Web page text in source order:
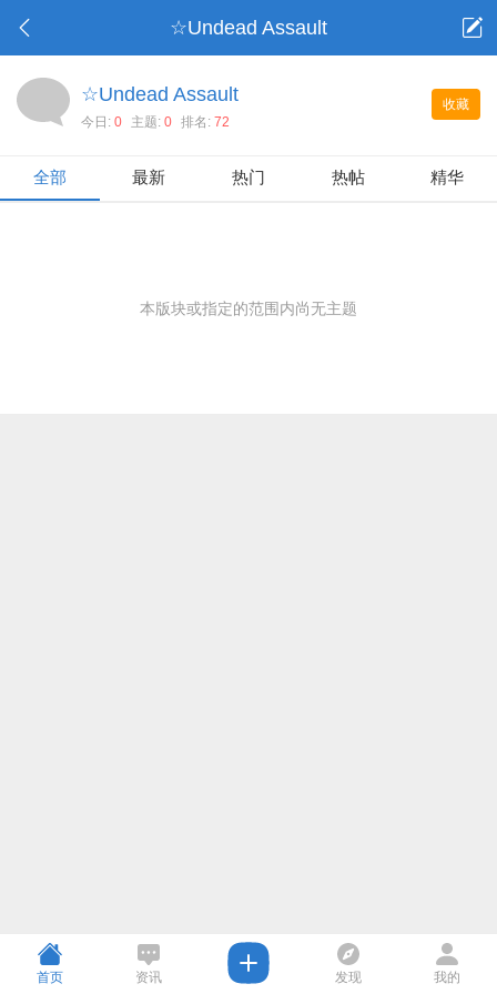
☆Undead Assault
收藏
☆Undead Assault
今日: 0 主题: 0 排名: 72
全部 最新 热门 热帖 精华
本版块或指定的范围内尚无主题
首页 资讯 发现 我的